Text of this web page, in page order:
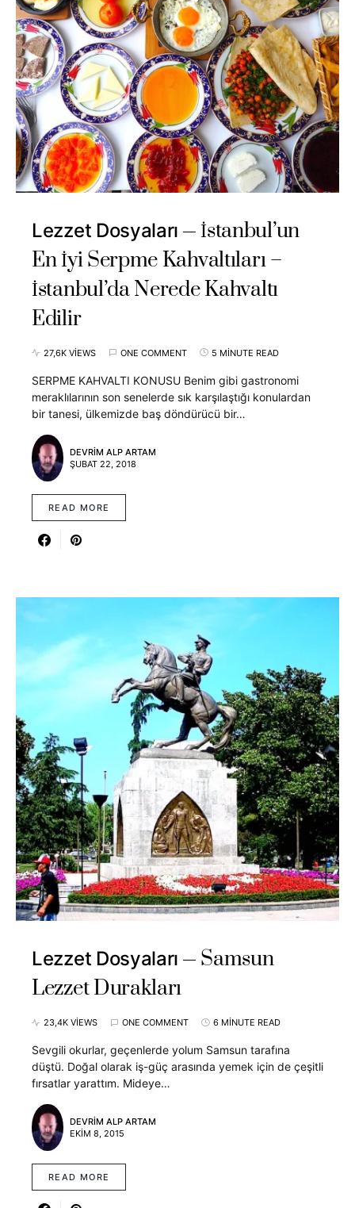
Lezzet Dosyaları
İstanbul’un
En İyi Serpme Kahvaltıları –
İstanbul’da Nerede Kahvaltı
Edilir
27,6K VIEWS ONE COMMENT 5 MINUTE READ
SERPME KAHVALTI KONUSU Benim gibi gastronomi
meraklılarının son senelerde sık karşılaştığı konulardan
bir tanesi, ülkemizde baş döndürücü bir…
DEVRIM ALP ARTAM
ŞUBAT 22, 2018
READ MORE
Lezzet Dosyaları
Samsun
Lezzet Durakları
23,4K VIEWS ONE COMMENT 6 MINUTE READ
Sevgili okurlar, geçenlerde yolum Samsun tarafına
düştü. Doğal olarak iş-güç arasında yemek için de çeşitli
fırsatlar yarattım. Mideye…
DEVRIM ALP ARTAM
EKIM 8, 2015
READ MORE